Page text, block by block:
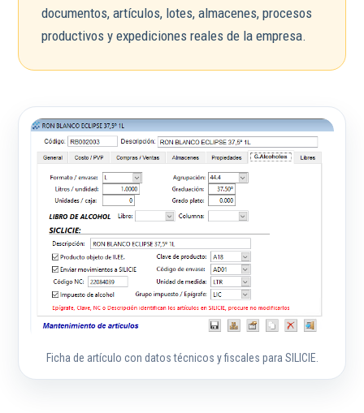
documentos, artículos, lotes, almacenes, procesos
productivos y expediciones reales de la empresa.
Ficha de artículo con datos técnicos y fiscales para SILICIE.